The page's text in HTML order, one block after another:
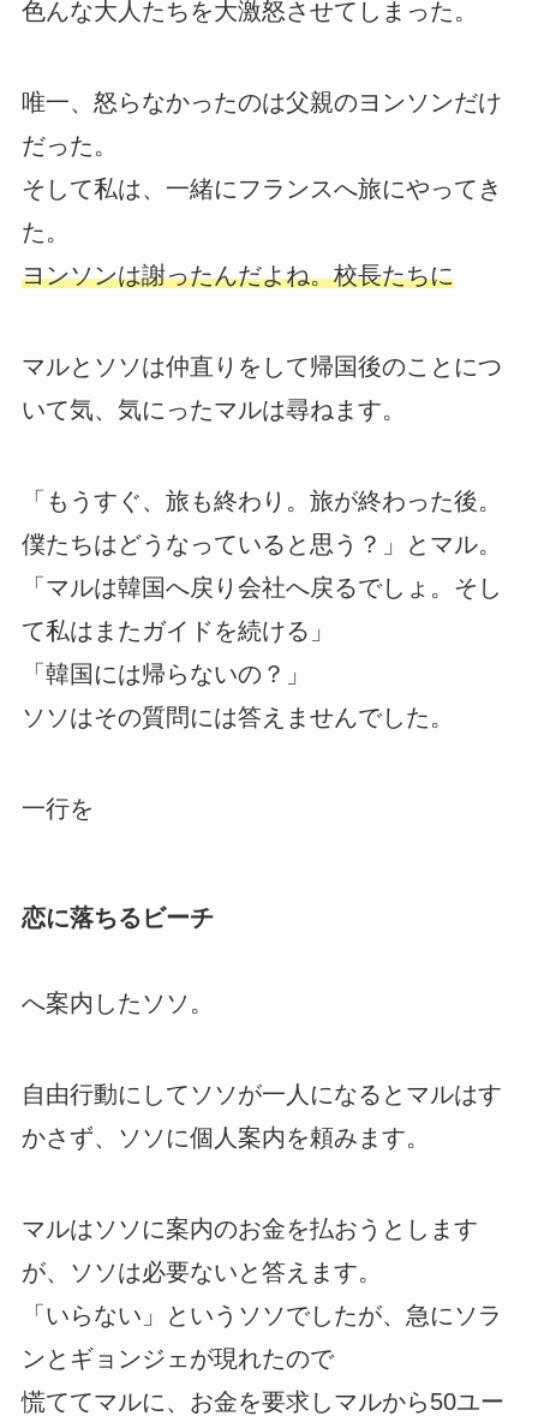
色んな大人たちを大激怒させてしまった。
唯一、怒らなかったのは父親のヨンソンだけ
だった。
そして私は、一緒にフランスへ旅にやってき
た。
ヨンソンは謝ったんだよね。校長たちに
マルとソソは仲直りをして帰国後のことにつ
いて気、気にったマルは尋ねます。
「もうすぐ、旅も終わり。旅が終わった後。
僕たちはどうなっていると思う？」とマル。
「マルは韓国へ戻り会社へ戻るでしょ。そし
て私はまたガイドを続ける」
「韓国には帰らないの？」
ソソはその質問には答えませんでした。
一行を
恋に落ちるビーチ
へ案内したソソ。
自由行動にしてソソが一人になるとマルはす
かさず、ソソに個人案内を頼みます。
マルはソソに案内のお金を払おうとします
が、ソソは必要ないと答えます。
「いらない」というソソでしたが、急にソラ
ンとギョンジェが現れたので
慌ててマルに、お金を要求しマルから50ユー